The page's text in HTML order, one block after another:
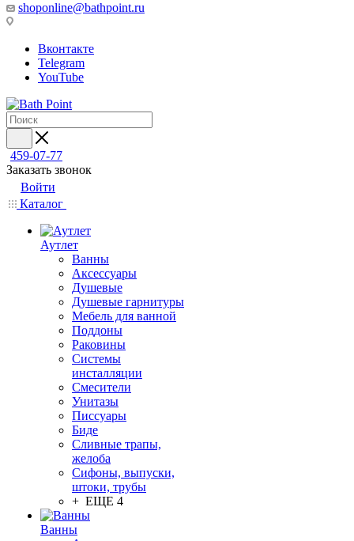
shoponline@bathpoint.ru
Вконтакте
Telegram
YouTube
459-07-77
Заказать звонок
Войти
Каталог
Аутлет
Ванны
Аксессуары
Душевые
Душевые гарнитуры
Мебель для ванной
Поддоны
Раковины
Системы
инсталляции
Смесители
Унитазы
Писсуары
Биде
Сливные трапы,
желоба
Сифоны, выпуски,
штоки, трубы
+ ЕЩЕ 4
Ванны